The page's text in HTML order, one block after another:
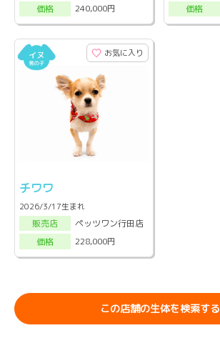
価格
240,000円
価格
お気に入り
チワワ
2026/3/17生まれ
販売店
ペッツワン行田店
価格
228,000円
この店舗の生体を検索する